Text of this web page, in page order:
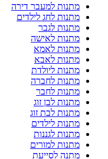
מתנות למעבר דירה
מתנות לחג לילדים
מתנות לגבר
מתנות לאישה
מתנות לאמא
מתנות לאבא
מתנות ליולדת
מתנות לחברה
מתנות לחבר
מתנות לבן זוג
מתנות לבת זוג
מתנות לילדים
מתנות לגננות
מתנות למורים
מתנה לסייעת